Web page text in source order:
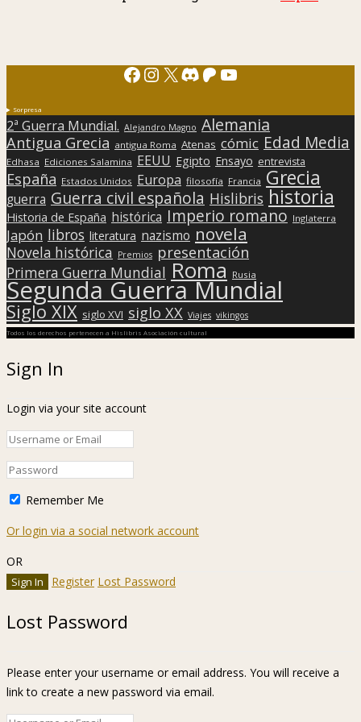
Facebook
Instagram
X Discord
Patreon
YouTube
Sorpresa
2ª Guerra Mundial. Alejandro Magno Alemania
Antigua Grecia antigua Roma Atenas cómic Edad Media
Edhasa Ediciones Salamina EEUU Egipto Ensayo entrevista
España Estados Unidos Europa filosofía Francia Grecia
guerra Guerra civil española Hislibris historia
Historia de España histórica Imperio romano Inglaterra
Japón libros literatura nazismo novela
Novela histórica Premios presentación
Primera Guerra Mundial Roma Rusia
Segunda Guerra Mundial
Siglo XIX siglo XVI siglo XX Viajes vikingos
Todos los derechos pertenecen a Hislibris Asociación cultural
Sign In
Login via your site account
Remember Me
Or login via a social network account
OR
Register Lost Password
Lost Password
Please enter your username or email address. You will receive a
link to create a new password via email.